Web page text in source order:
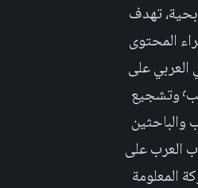
تهدف
على
وتشجيع
على